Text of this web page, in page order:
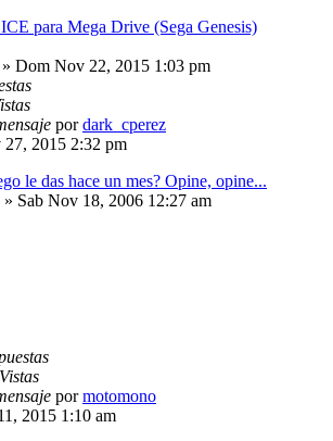
para Mega Drive (Sega Genesis)
» Dom Nov 22, 2015 1:03 pm
pordark_cperez
2015 2:32 pm
le das hace un mes? Opine, opine...
» Sab Nov 18, 2006 12:27 am
Vistas
pormotomono
2015 1:10 am